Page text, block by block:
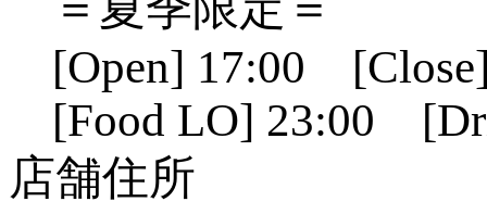
[Open] 17:00
[Food LO] 23:00
店舗住所